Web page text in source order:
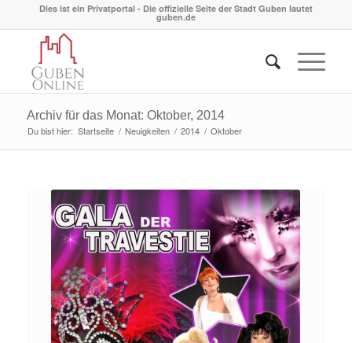
Dies ist ein Privatportal - Die offizielle Seite der Stadt Guben lautet
guben.de
Archiv für das Monat: Oktober, 2014
Du bist hier: Startseite / Neuigkeiten / 2014 / Oktober